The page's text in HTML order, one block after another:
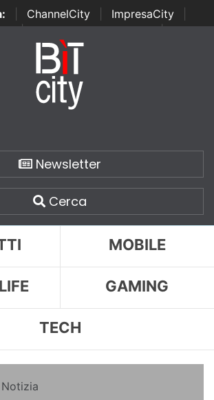
ChannelCity ImpresaCity
| Italian Channel Awards | Italian
Italian Security Awards
Newsletter
Cerca
MOBILE
GAMING
TECH